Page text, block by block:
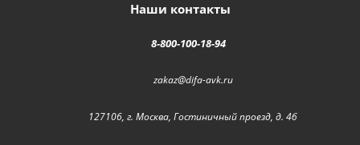
Наши контакты
8-800-100-18-94
zakaz@difa-avk.ru
127106, г. Москва, Гостиничный проезд, д. 4б